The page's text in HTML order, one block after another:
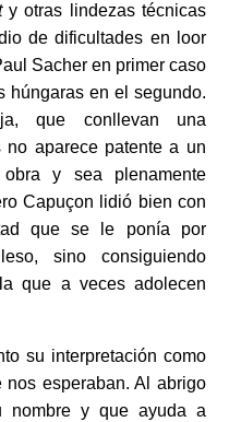
y otras lindezas técnicas
de dificultades en loor
Sacher en primer caso
húngaras en el segundo.
que conllevan una
no aparece patente a un
y sea plenamente
Capuçon lidió bien con
que se le ponía por
sino consiguiendo
que a veces adolecen
su interpretación como
esperaban. Al abrigo
nombre y que ayuda a